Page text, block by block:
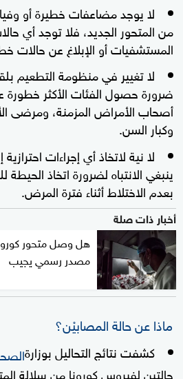
لا يوجد مضاعفات خطيرة أو
من المتحور الجديد، فلا توجد أي
المستشفيات أو الإبلاغ عن حالات
لا تغيير في منظومة التطعيم
ضرورة حصول الفئات الأكثر
أصحاب الأمراض المزمنة، ومرضى
وكبار السن.
لا نية لاتخاذ أي إجراءات
ينبغي الانتباه لضرورة اتخاذ الحيطة
بعدم الاختلاط أثناء فترة المرض.
أخبار ذات صلة
مصدر رسمي يجيب
ماذا عن حالة المصابيْن؟
كشفت نتائج التحاليل بوزارة